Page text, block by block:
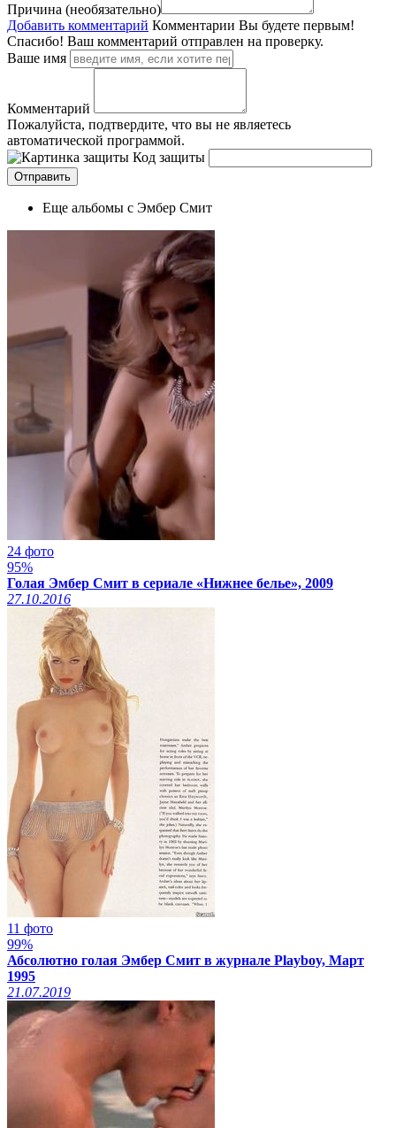
Причина (необязательно)
Добавить комментарий Комментарии Вы будете первым!
Спасибо! Ваш комментарий отправлен на проверку.
Ваше имя
Комментарий
Пожалуйста, подтвердите, что вы не являетесь
автоматической программой.
Код защиты
Еще альбомы с Эмбер Смит
24 фото
95%
Голая Эмбер Смит в сериале «Нижнее белье», 2009
27.10.2016
11 фото
99%
Абсолютно голая Эмбер Смит в журнале Playboy, Март
1995
21.07.2019